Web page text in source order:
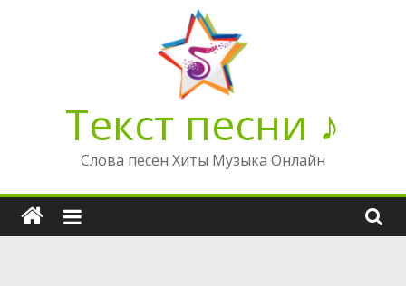
Текст песни ♪
Слова песен Хиты Музыка Онлайн